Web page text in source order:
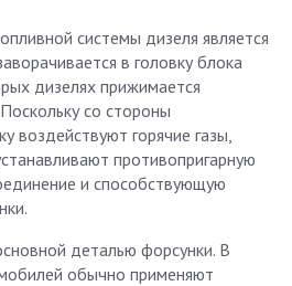
системы дизеля является
в головку блока
дизелях прижимается
со стороны
воздействуют горячие газы,
противопригарную
и способствующую
деталью форсунки. В
обычно применяют